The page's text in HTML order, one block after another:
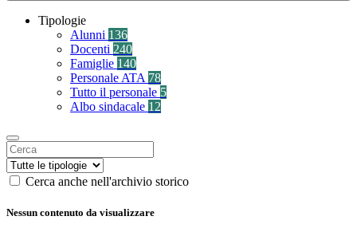
Tipologie
Alunni 136
Docenti 240
Famiglie 140
Personale ATA 78
Tutto il personale 5
Albo sindacale 12
Cerca anche nell'archivio storico
Nessun contenuto da visualizzare